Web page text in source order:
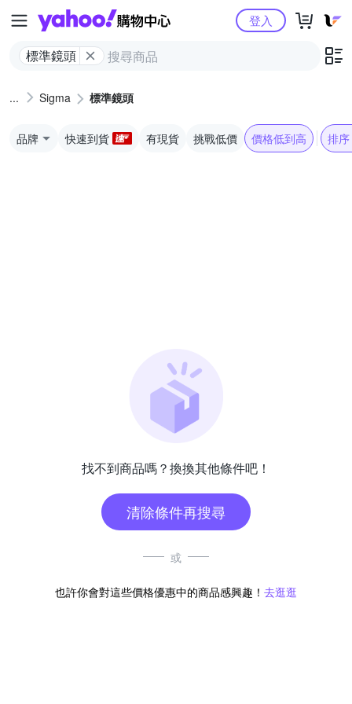
Yahoo購物中心
標準鏡頭
登入
Sigma 標準鏡頭
品牌 快速到貨 有現貨 挑戰低價 價格低到高 排序
找不到商品嗎？換換其他條件吧！
清除條件再搜尋
或
也許你會對這些價格優惠中的商品感興趣！ 去逛逛